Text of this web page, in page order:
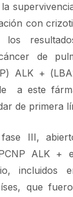
con
de
ALK +
a este
de primera
III,
ALK +
incluidos
que